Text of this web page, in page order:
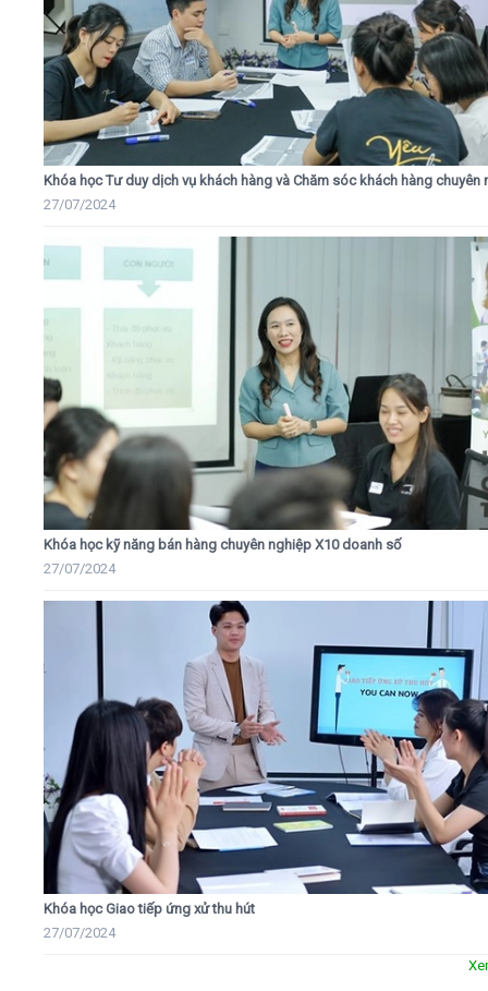
Khóa học Tư duy dịch vụ khách hàng và Chăm sóc khách hàng chuyên
27/07/2024
Khóa học kỹ năng bán hàng chuyên nghiệp X10 doanh số
27/07/2024
Khóa học Giao tiếp ứng xử thu hút
27/07/2024